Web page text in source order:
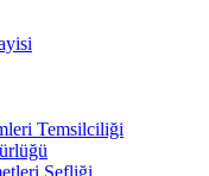
Temsilciliği
Şefliği